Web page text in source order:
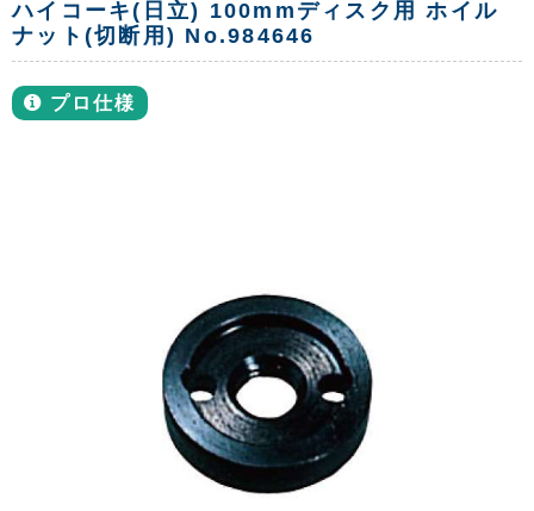
ハイコーキ(日立) 100mmディスク用 ホイル
ナット(切断用) No.984646
プロ仕様